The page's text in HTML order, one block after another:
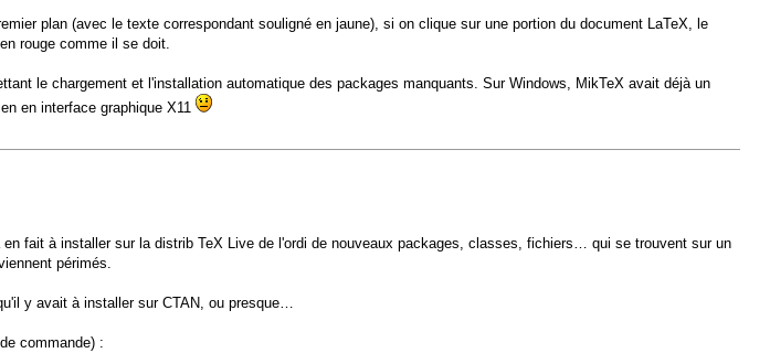
plan (avec le texte correspondant souligné en jaune), si on clique sur une portion du document LaTeX, le
rouge comme il se doit.
le chargement et l'installation automatique des packages manquants. Sur Windows, MikTeX avait déjà un
en interface graphique X11
fait à installer sur la distrib TeX Live de l'ordi de nouveaux packages, classes, fichiers… qui se trouvent sur un
périmés.
y avait à installer sur CTAN, ou presque…
commande) :